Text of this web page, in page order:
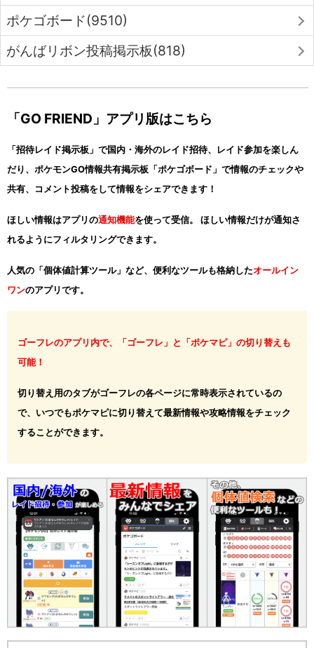
ポケゴボード(9510)
がんばリボン投稿掲示板(818)
「GO FRIEND」アプリ版はこちら
「招待レイド掲示板」で国内・海外のレイド招待、レイド参加を楽しん
だり、ポケモンGO情報共有掲示板「ポケゴボード」で情報のチェックや
共有、コメント投稿をして情報をシェアできます！
ほしい情報はアプリの通知機能を使って受信。 ほしい情報だけが通知さ
れるようにフィルタリングできます。
人気の「個体値計算ツール」など、便利なツールも格納したオールイン
ワンのアプリです。
ゴーフレのアプリ内で、「ゴーフレ」と「ポケマピ」の切り替えも
可能！
切り替え用のタブがゴーフレの各ページに常時表示されているの
で、いつでもポケマピに切り替えて最新情報や攻略情報をチェック
することができます。